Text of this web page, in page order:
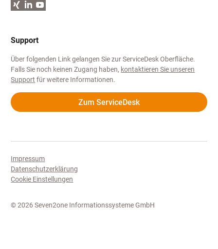
XingLinkedIn
YouTube
Support
Über folgenden Link gelangen Sie zur ServiceDesk Oberfläche.
Falls Sie noch keinen Zugang haben, kontaktieren Sie unseren
Support für weitere Informationen.
Zum ServiceDesk
©2026 Seven2one Informationssysteme GmbH
Impressum
Datenschutzerklärung
Cookie Einstellungen